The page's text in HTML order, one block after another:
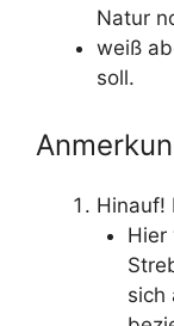
Natur
weiß
soll.
Hinauf!
Hier
sich